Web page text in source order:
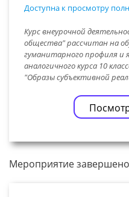
Доступна к просмотру
Курс внеурочной
общества" рассчитан на
гуманитарного профиля и
аналогичного курса 10
"Образы субъективной
Мероприятие завершено